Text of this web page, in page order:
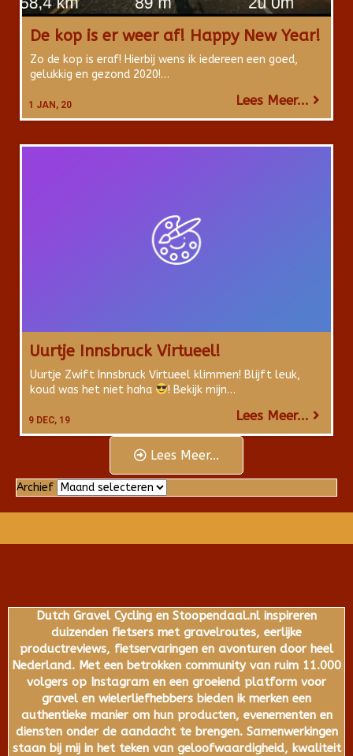
De kop is er weer af! Happy New Year!
1 JAN, 20
Zo de kop is eraf! Hierbij wens ik iedereen een goed,
gelukkig en gezond 2020!…
Lees Meer...
Uurtje Innsbruck Virtueel!
9 DEC, 19
Uurtje Zwift Innsbruck Virtueel klimmen! Blijft leuk,
koud was het niet haha
! Bekijk mijn…
Lees Meer...
Lees Meer...
Archief Archief
Dutch Gravel Cycling en Stoopendaal.nl inspireren
duizenden fietsers met gravelroutes, eerlijke
productreviews, fietservaringen en avonturen door heel
Nederland. Met een betrokken community van ruim 11.000
volgers op Instagram en een groeiend platform voor
gravel en wielerliefhebbers bieden ik merken een
authentieke manier om hun producten, evenementen en
diensten onder de aandacht te brengen. Samenwerkingen
staan bij mij in het teken van geloofwaardigheid, kwaliteit